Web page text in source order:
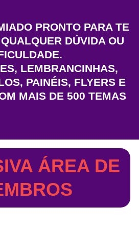
PRONTO PARA TE
DÚVIDA OU
LEMBRANCINHAS,
PAINÉIS, FLYERS E
MAIS DE 500 TEMAS
ÁREA DE